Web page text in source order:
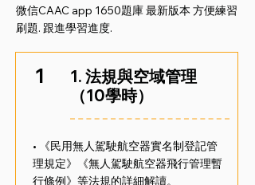
微信CAAC app 1650題庫 最新版本 方便練習
刷題. 跟進學習進度.
1
1. 法規與空域管理
（10學時）
• 《民用無人駕駛航空器實名制登記管
理規定》《無人駕駛航空器飛行管理暫
行條例》等法規的詳細解讀。